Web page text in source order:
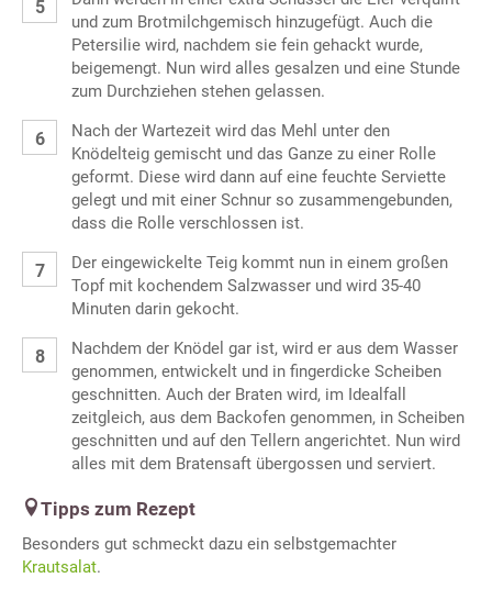
und zum Brotmilchgemisch hinzugefügt. Auch die
Petersilie wird, nachdem sie fein gehackt wurde,
beigemengt. Nun wird alles gesalzen und eine Stunde
zum Durchziehen stehen gelassen.
Nach der Wartezeit wird das Mehl unter den
Knödelteig gemischt und das Ganze zu einer Rolle
geformt. Diese wird dann auf eine feuchte Serviette
gelegt und mit einer Schnur so zusammengebunden,
dass die Rolle verschlossen ist.
Der eingewickelte Teig kommt nun in einem großen
Topf mit kochendem Salzwasser und wird 35-40
Minuten darin gekocht.
Nachdem der Knödel gar ist, wird er aus dem Wasser
genommen, entwickelt und in fingerdicke Scheiben
geschnitten. Auch der Braten wird, im Idealfall
zeitgleich, aus dem Backofen genommen, in Scheiben
geschnitten und auf den Tellern angerichtet. Nun wird
alles mit dem Bratensaft übergossen und serviert.
Tipps zum Rezept
Besonders gut schmeckt dazu ein selbstgemachter
Krautsalat.